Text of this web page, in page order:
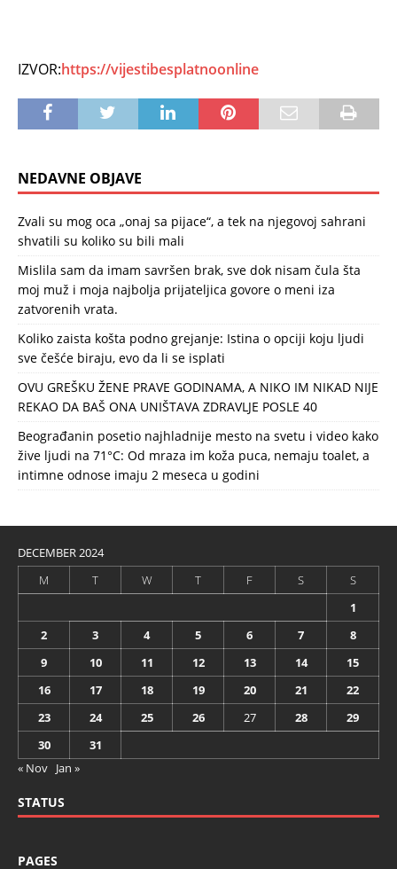
IZVOR:https://vijestibesplatnoonline
NEDAVNE OBJAVE
Zvali su mog oca „onaj sa pijace“, a tek na njegovoj sahrani
shvatili su koliko su bili mali
Mislila sam da imam savršen brak, sve dok nisam čula šta
moj muž i moja najbolja prijateljica govore o meni iza
zatvorenih vrata.
Koliko zaista košta podno grejanje: Istina o opciji koju ljudi
sve češće biraju, evo da li se isplati
OVU GREŠKU ŽENE PRAVE GODINAMA, A NIKO IM NIKAD NIJE
REKAO DA BAŠ ONA UNIŠTAVA ZDRAVLJE POSLE 40
Beograđanin posetio najhladnije mesto na svetu i video kako
žive ljudi na 71°C: Od mraza im koža puca, nemaju toalet, a
intimne odnose imaju 2 meseca u godini
DECEMBER 2024
M
T W T F S
S
1
2
3 4 5 6 7
8
9
10 11 12 13 14
15
16
17 18 19 20 21
22
23
24 25 26 27 28
29
30
31
« Nov Jan »
STATUS
PAGES